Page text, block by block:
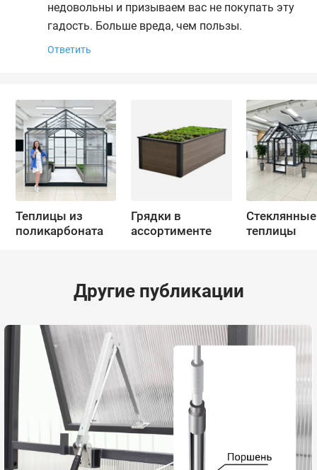
недовольны и призываем вас не покупать эту
гадость. Больше вреда, чем пользы.
Ответить
Теплицы из
поликарбоната
Грядки в
ассортименте
Стеклянные
теплицы
Другие публикации